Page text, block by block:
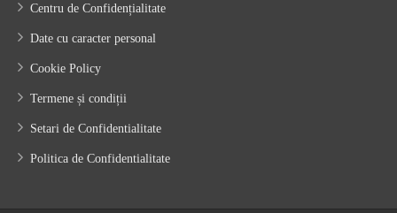
Centru de Confidențialitate
Date cu caracter personal
Cookie Policy
Termene și condiții
Setari de Confidentialitate
Politica de Confidentialitate